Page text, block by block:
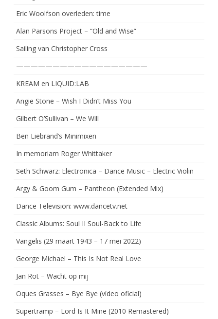
Eric Woolfson overleden: time
Alan Parsons Project – “Old and Wise”
Sailing van Christopher Cross
——————————————————
KREAM en LIQUID:LAB
Angie Stone – Wish I Didn’t Miss You
Gilbert O’Sullivan – We Will
Ben Liebrand’s Minimixen
In memoriam Roger Whittaker
Seth Schwarz: Electronica – Dance Music – Electric Violin
Argy & Goom Gum – Pantheon (Extended Mix)
Dance Television: www.dancetv.net
Classic Albums: Soul II Soul-Back to Life
Vangelis (29 maart 1943 – 17 mei 2022)
George Michael – This Is Not Real Love
Jan Rot – Wacht op mij
Oques Grasses – Bye Bye (vídeo oficial)
Supertramp – Lord Is It Mine (2010 Remastered)